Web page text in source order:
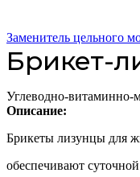
Заменитель цельного
Брикет-
Углеводно-витаминно-
Описание:
Брикеты лизунцы для
обеспечивают